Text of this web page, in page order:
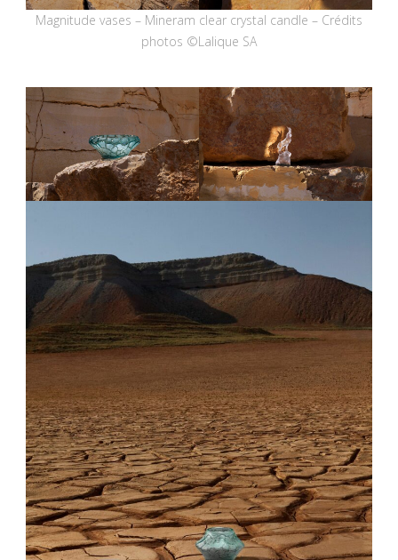
Magnitude vases – Mineram clear crystal candle – Crédits
photos ©Lalique SA